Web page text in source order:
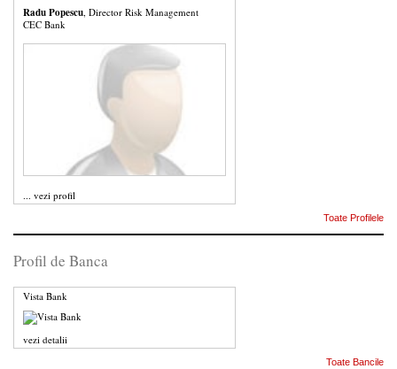
Radu Popescu, Director Risk Management
CEC Bank
... vezi profil
Toate Profilele
Profil de Banca
Vista Bank
vezi detalii
Toate Bancile